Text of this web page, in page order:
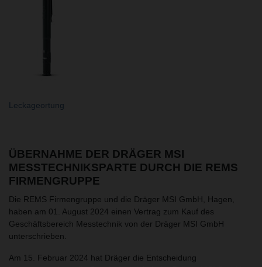
Leckageortung
ÜBERNAHME DER DRÄGER MSI
MESSTECHNIKSPARTE DURCH DIE REMS
FIRMENGRUPPE
Die REMS Firmengruppe und die Dräger MSI GmbH, Hagen,
haben am 01. August 2024 einen Vertrag zum Kauf des
Geschäftsbereich Messtechnik von der Dräger MSI GmbH
unterschrieben.
Am 15. Februar 2024 hat Dräger die Entscheidung